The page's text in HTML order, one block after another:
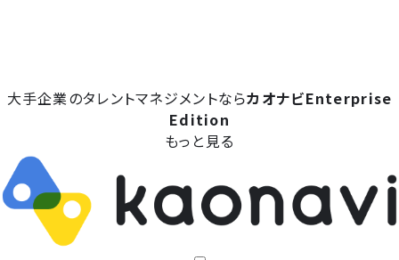
大手企業のタレントマネジメントならカオナビEnterprise
Edition
もっと見る